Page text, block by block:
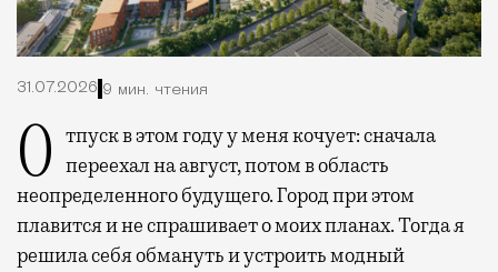
31.07.2026 9 мин. чтения
Отпуск в этом году у меня кочует: сначала переехал на август, потом в область
неопределенного будущего. Город при этом
плавится и не спрашивает о моих планах. Тогда я
решила себя обмануть и устроить модный